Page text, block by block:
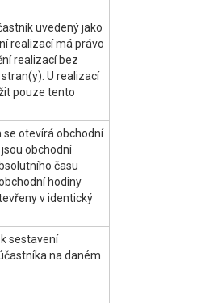
uvedený jako
realizací má právo
realizací bez
U realizací
pouze tento
se otevírá obchodní
obchodní
času
hodiny
v identický
sestavení
na daném